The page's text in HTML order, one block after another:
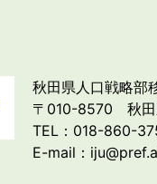
秋田県人口戦略部
〒010-8570 秋田
TEL：018-860-
E-mail：